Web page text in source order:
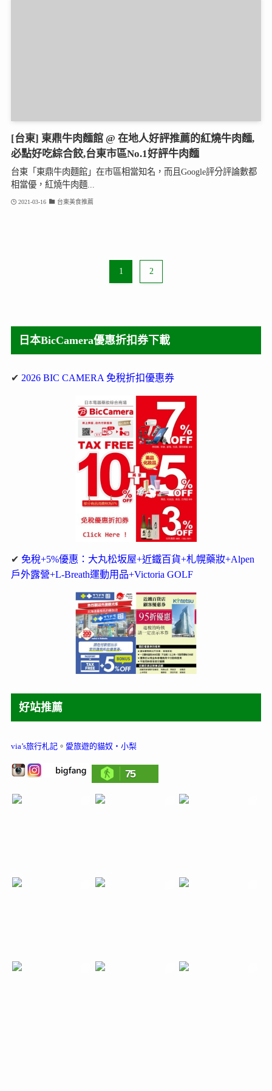
[台東] 東鼎牛肉麵館 @ 在地人好評推薦的紅燒牛肉麵,
必點好吃綜合餃,台東市區No.1好評牛肉麵
台東「東鼎牛肉麵館」在市區相當知名，而且Google評分評論數都
相當優，紅燒牛肉麵...
2021-03-16 台東美食推薦
1 2
日本BicCamera優惠折扣券下載
✔ 2026 BIC CAMERA 免稅折扣優惠券
✔ 免稅+5%優惠：大丸松坂屋+近鐵百貨+札幌藥妝+Alpen
戶外露營+L-Breath運動用品+Victoria GOLF
好站推薦
via’s旅行札記。 愛旅遊的貓奴‧小梨
75